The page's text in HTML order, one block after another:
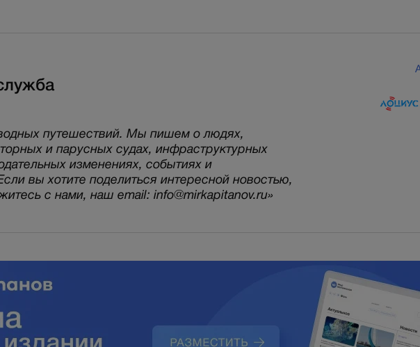
путешествий. Мы пишем о людях,
и парусных судах, инфраструктурных
изменениях, событиях и
вы хотите поделиться интересной новостью,
с нами, наш email: info@mirkapitanov.ru»